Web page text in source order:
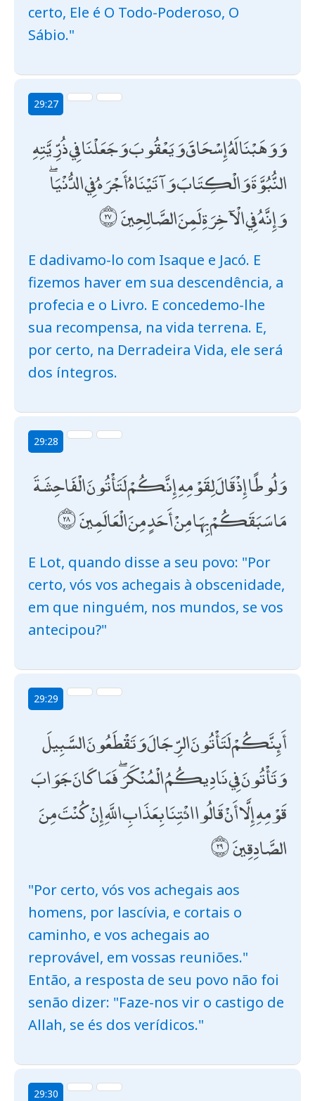
certo, Ele é O Todo-Poderoso, O
Sábio."
29:27
وَوَهَبْنَا لَهُ إِسْحَاقَ وَيَعْقُوبَ وَجَعَلْنَا فِي ذُرِّيَّتِهِ
النُّبُوَّةَ وَالْكِتَابَ وَآتَيْنَاهُ أَجْرَهُ فِي الدُّنْيَا ۖ
وَإِنَّهُ فِي الْآخِرَةِ لَمِنَ الصَّالِحِينَ
E dadivamo-lo com Isaque e Jacó. E
fizemos haver em sua descendência, a
profecia e o Livro. E concedemo-lhe
sua recompensa, na vida terrena. E,
por certo, na Derradeira Vida, ele será
dos íntegros.
29:28
وَلُوطًا إِذْ قَالَ لِقَوْمِهِ إِنَّكُمْ لَتَأْتُونَ الْفَاحِشَةَ
مَا سَبَقَكُمْ بِهَا مِنْ أَحَدٍ مِنَ الْعَالَمِينَ
E Lot, quando disse a seu povo: "Por
certo, vós vos achegais à obscenidade,
em que ninguém, nos mundos, se vos
antecipou?"
29:29
أَئِنَّكُمْ لَتَأْتُونَ الرِّجَالَ وَتَقْطَعُونَ السَّبِيلَ
وَتَأْتُونَ فِي نَادِيكُمُ الْمُنْكَرَ ۖ فَمَا كَانَ جَوَابَ
قَوْمِهِ إِلَّا أَنْ قَالُوا ائْتِنَا بِعَذَابِ اللَّهِ إِنْ كُنْتَ مِنَ
الصَّادِقِينَ
"Por certo, vós vos achegais aos
homens, por lascívia, e cortais o
caminho, e vos achegais ao
reprovável, em vossas reuniões."
Então, a resposta de seu povo não foi
senão dizer: "Faze-nos vir o castigo de
Allah, se és dos verídicos."
29:30